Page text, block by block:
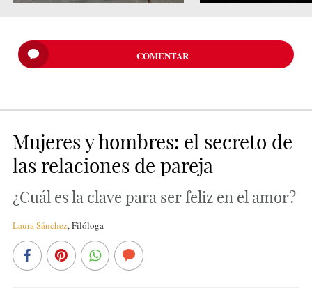
COMENTAR
Mujeres y hombres: el secreto de
las relaciones de pareja
¿Cuál es la clave para ser feliz en el amor?
Laura Sánchez,Filóloga